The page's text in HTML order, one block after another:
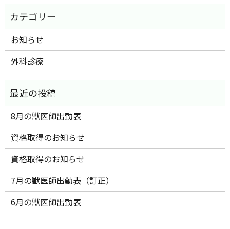
お知らせ
外科診療
8月の獣医師出勤表
資格取得のお知らせ
資格取得のお知らせ
7月の獣医師出勤表（訂正）
6月の獣医師出勤表